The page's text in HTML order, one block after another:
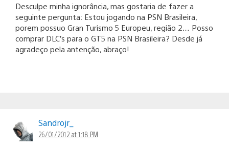
Desculpe minha ignorância, mas gostaria de fazer a
seguinte pergunta: Estou jogando na PSN Brasileira,
porem possuo Gran Turismo 5 Europeu, região 2… Posso
comprar DLC’s para o GT5 na PSN Brasileira? Desde já
agradeço pela antenção, abraço!
Sandrojr_
26/01/2012 at 1:18 PM